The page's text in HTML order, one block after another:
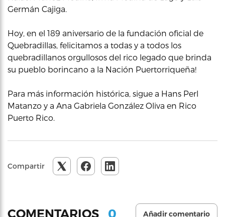
Germán Cajiga.
Hoy, en el 189 aniversario de la fundación oficial de
Quebradillas, felicitamos a todas y a todos los
quebradillanos orgullosos del rico legado que brinda
su pueblo borincano a la Nación Puertorriqueña!
Para más información histórica, sigue a Hans Perl
Matanzo y a Ana Gabriela González Oliva en Rico
Puerto Rico.
Compartir
COMENTARIOS 0 Añadir comentario